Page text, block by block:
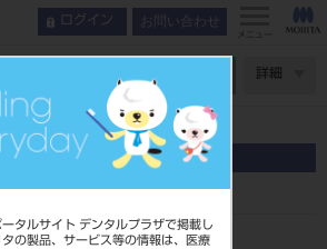
タルサイト デンタルプラザで掲載し
タの製品、サービス等の情報は、医療
ログイン お問い合わせ
メニュー
詳細
ー ＃1 前歯用
い合わせ
用